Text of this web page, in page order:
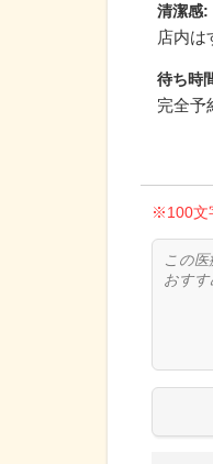
清潔感:
店内は
待ち時
完全予
※100文